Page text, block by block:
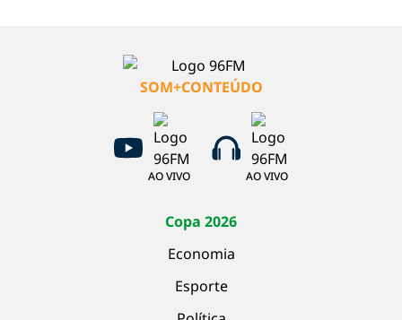
SOM+CONTEÚDO
AO VIVO AO VIVO
Copa 2026
Economia
Esporte